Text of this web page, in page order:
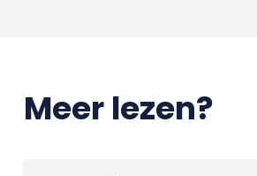
Meer lezen?